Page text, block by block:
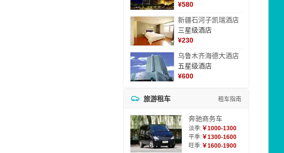
¥580
新疆石河子凯瑞酒店
三星级酒店
¥230
乌鲁木齐海德大酒店
五星级酒店
¥600
旅游租车 租车指南
奔驰商务车
淡季:￥1000-1300
平季:￥1300-1600
旺季:￥1600-1900